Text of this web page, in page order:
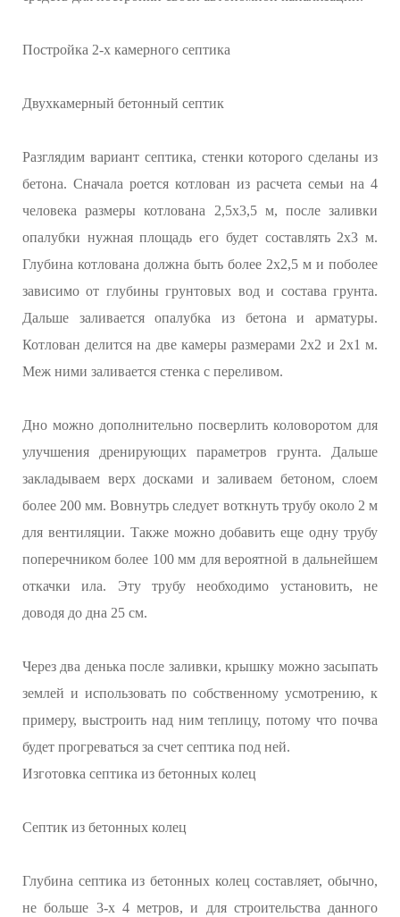
Постройка 2-х камерного септика
Двухкамерный бетонный септик
Разглядим вариант септика, стенки которого сделаны из
бетона. Сначала роется котлован из расчета семьи на 4
человека размеры котлована 2,5х3,5 м, после заливки
опалубки нужная площадь его будет составлять 2х3 м.
Глубина котлована должна быть более 2х2,5 м и поболее
зависимо от глубины грунтовых вод и состава грунта.
Дальше заливается опалубка из бетона и арматуры.
Котлован делится на две камеры размерами 2х2 и 2х1 м.
Меж ними заливается стенка с переливом.
Дно можно дополнительно посверлить коловоротом для
улучшения дренирующих параметров грунта. Дальше
закладываем верх досками и заливаем бетоном, слоем
более 200 мм. Вовнутрь следует воткнуть трубу около 2 м
для вентиляции. Также можно добавить еще одну трубу
поперечником более 100 мм для вероятной в дальнейшем
откачки ила. Эту трубу необходимо установить, не
доводя до дна 25 см.
Через два денька после заливки, крышку можно засыпать
землей и использовать по собственному усмотрению, к
примеру, выстроить над ним теплицу, потому что почва
будет прогреваться за счет септика под ней.
Изготовка септика из бетонных колец
Септик из бетонных колец
Глубина септика из бетонных колец составляет, обычно,
не больше 3-х 4 метров, и для строительства данного